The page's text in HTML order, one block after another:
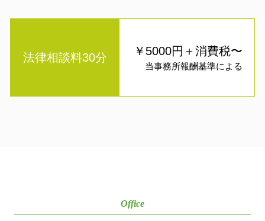
法律相談料30分 ￥5000円＋消費税〜
当事務所報酬基準による
Office